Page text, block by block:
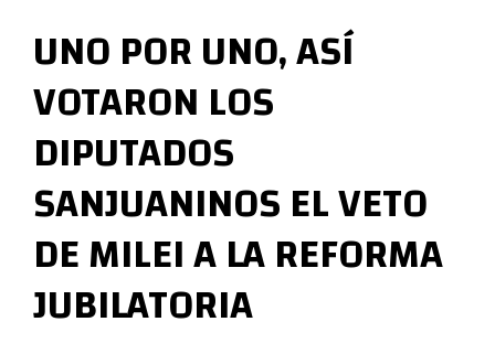
M
e
c
h
a
PERIODISMO DIGITAL
UNO POR UNO, ASÍ
VOTARON LOS
DIPUTADOS
SANJUANINOS EL VETO
DE MILEI A LA REFORMA
JUBILATORIA